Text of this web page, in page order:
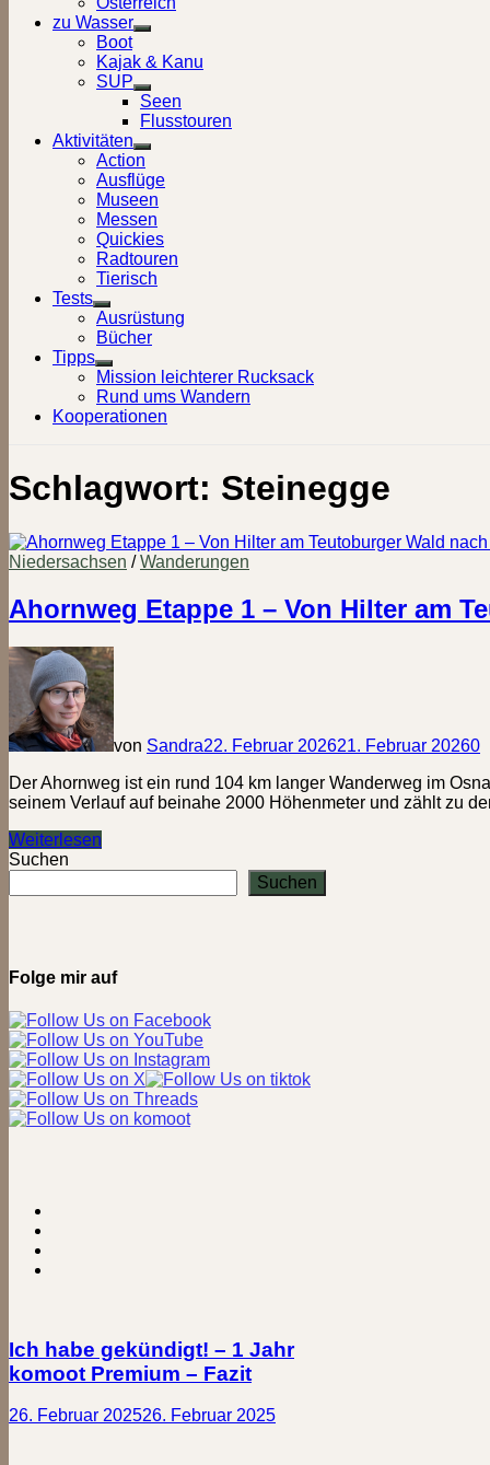
zu Wasser
Show
sub
menu
Boot
Kajak & Kanu
SUP
Show
sub
menu
Seen
Flusstouren
Aktivitäten
Show
sub
menu
Action
Ausflüge
Museen
Messen
Quickies
Radtouren
Tierisch
Tests
Show
sub
menu
Ausrüstung
Bücher
Tipps
Show
sub
menu
Mission leichterer Rucksack
Rund ums Wandern
Kooperationen
Schlagwort: Steinegge
Niedersachsen /Wanderungen
Ahornweg Etappe 1 – Von Hilter am
von Sandra22. Februar 202621. Februar 20260
Der Ahornweg ist ein rund 104 km langer Wanderweg im
seinem Verlauf auf beinahe 2000 Höhenmeter und zählt zu
Ahornweg
Etappe
–
Teutoburger
nach
Wellingholzhausen
Weiterlesen
Suchen
Suchen
Folge mir auf
Ich habe gekündigt! – 1 Jahr
komoot Premium – Fazit
26. Februar 202526. Februar 2025